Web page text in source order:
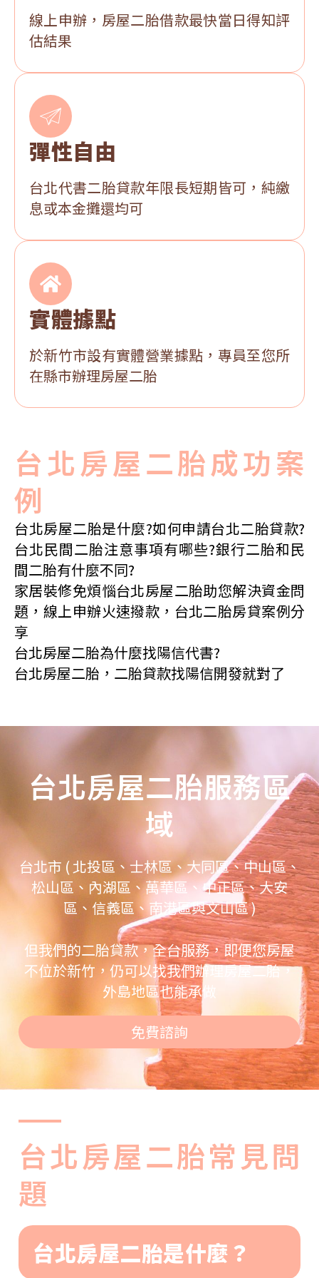
線上申辦，房屋二胎借款最快當日得知評
估結果
彈性自由
台北代書二胎貸款年限長短期皆可，純繳
息或本金攤還均可
實體據點
於新竹市設有實體營業據點，專員至您所
在縣市辦理房屋二胎
台北房屋二胎成功案
例
台北房屋二胎是什麼?如何申請台北二胎貸款?
台北民間二胎注意事項有哪些?銀行二胎和民
間二胎有什麼不同?
家居裝修免煩惱台北房屋二胎助您解決資金問
題，線上申辦火速撥款，台北二胎房貸案例分
享
台北房屋二胎為什麼找陽信代書?
台北房屋二胎，二胎貸款找陽信開發就對了
台北房屋二胎服務區
域
台北市 ( 北投區、士林區、大同區、中山區、
松山區、內湖區、萬華區、中正區、大安
區、信義區、南港區與文山區 )
但我們的二胎貸款，全台服務，即便您房屋
不位於新竹，仍可以找我們辦理房屋二胎，
外島地區也能承做
免費諮詢
台北房屋二胎常見問
題
台北房屋二胎是什麼？